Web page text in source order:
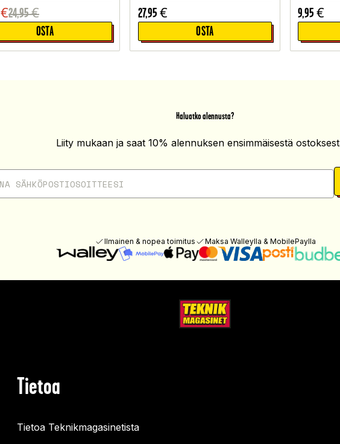
€24,95€
OSTA
27,95 €
OSTA
9,95 €
Haluatko alennusta?
Liity mukaan ja saat 10% alennuksen ensimmäisestä
Ilmainen & nopea toimitus Maksa Walleylla & MobilePaylla
Tietoa
Tietoa Teknikmagasinetista